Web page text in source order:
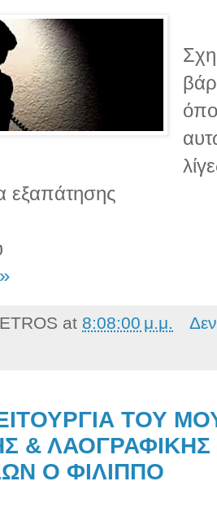
εξαπάτησης
at 8:08:00 μ.μ.
ΤΟΥ
& ΛΑΟΓΡΑΦΙΚΗΣ
Ο ΦΙΛΙΠΠΟ